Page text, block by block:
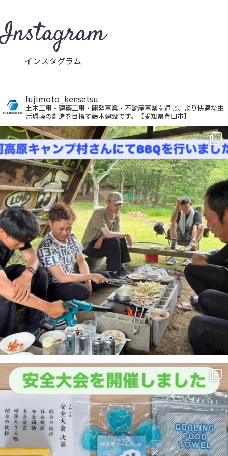
Instagram
インスタグラム
fujimoto_kensetsu
土木工事・建築工事・開発事業・不動産事業を通じ、より快適な生
活環境の創造を目指す藤本建設です。【愛知県豊田市】